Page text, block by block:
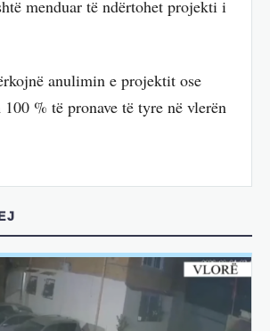
menduar të ndërtohet projekti i
anulimin e projektit ose
% të pronave të tyre në vlerën